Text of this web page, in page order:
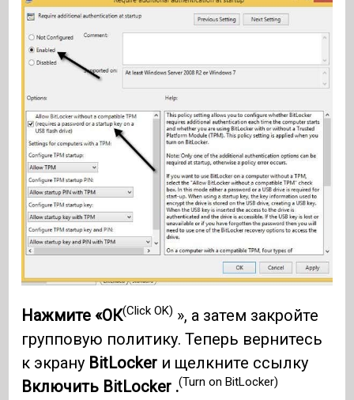
Нажмите «ОК(Click OK) », а затем закройте
групповую политику. Теперь вернитесь
к экрану BitLocker и щелкните ссылку
Включить BitLocker .(Turn on BitLocker)